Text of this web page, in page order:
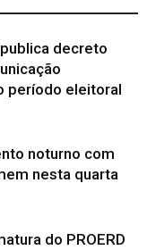
decreto
período eleitoral
noturno com
nesta quarta
do PROERD